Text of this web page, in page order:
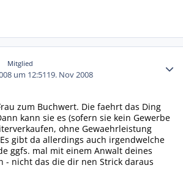
Mitglied
um 12:5119. Nov 2008
zum Buchwert. Die faehrt das Ding
kann sie es (sofern sie kein Gewerbe
ohne Gewaehrleistung
gibt da allerdings auch irgendwelche
ggfs. mal mit einem Anwalt deines
- nicht das die dir nen Strick daraus